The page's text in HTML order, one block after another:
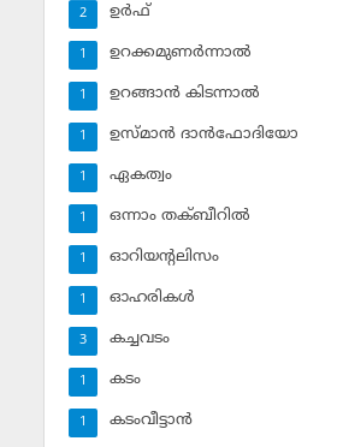
ഉര്‍ഫ്
2
ഉറക്കമുണര്‍ന്നാല്‍
1
ഉറങ്ങാന്‍ കിടന്നാല്‍
1
ഉസ്മാന്‍ ദാന്‍ഫോദിയോ
1
ഏകത്വം
1
ഒന്നാം തക്ബീറില്‍
1
ഓറിയന്റലിസം
1
ഓഹരികള്‍
1
കച്ചവടം
3
കടം
1
കടംവീട്ടാന്‍
1